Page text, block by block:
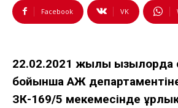
Facebook VK
22.02.2021 жылы
бойынша ҚАЖ
ЗК-169/5 мекемесінде